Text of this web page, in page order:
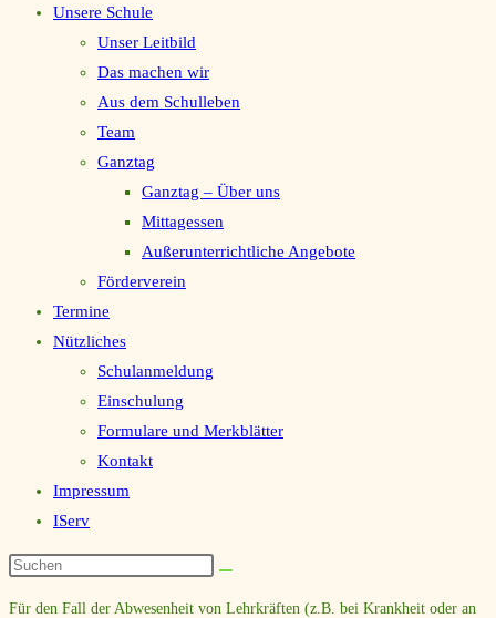
Unsere Schule
Unser Leitbild
Das machen wir
Aus dem Schulleben
Team
Ganztag
Ganztag – Über uns
Mittagessen
Außerunterrichtliche Angebote
Förderverein
Termine
Nützliches
Schulanmeldung
Einschulung
Formulare und Merkblätter
Kontakt
Impressum
IServ
Für den Fall der Abwesenheit von Lehrkräften (z.B. bei Krankheit oder an